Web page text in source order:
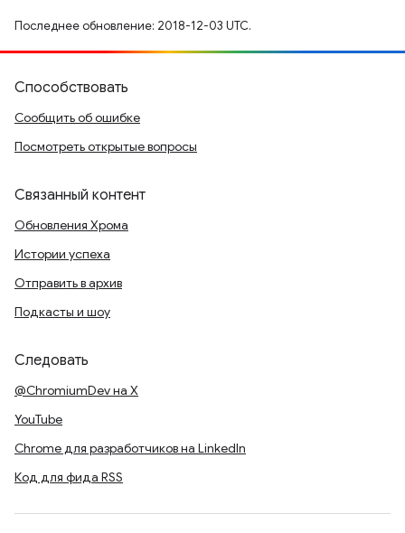
Последнее обновление: 2018-12-03 UTC.
Способствовать
Сообщить об ошибке
Посмотреть открытые вопросы
Связанный контент
Обновления Хрома
Истории успеха
Отправить в архив
Подкасты и шоу
Следовать
@ChromiumDev на X
YouTube
Chrome для разработчиков на LinkedIn
Код для фида RSS